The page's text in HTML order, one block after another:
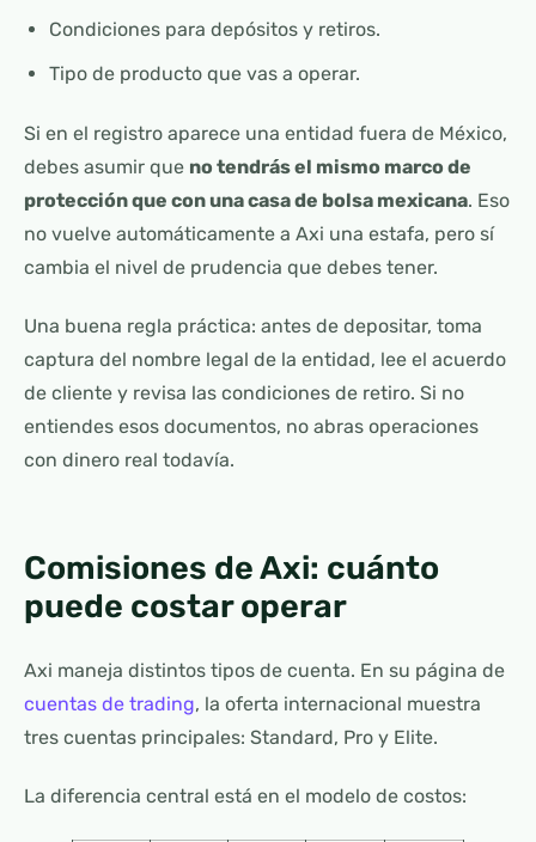
Condiciones para depósitos y retiros.
Tipo de producto que vas a operar.
Si en el registro aparece una entidad fuera de México,
debes asumir que no tendrás el mismo marco de
protección que con una casa de bolsa mexicana. Eso
no vuelve automáticamente a Axi una estafa, pero sí
cambia el nivel de prudencia que debes tener.
Una buena regla práctica: antes de depositar, toma
captura del nombre legal de la entidad, lee el acuerdo
de cliente y revisa las condiciones de retiro. Si no
entiendes esos documentos, no abras operaciones
con dinero real todavía.
Comisiones de Axi: cuánto
puede costar operar
Axi maneja distintos tipos de cuenta. En su página de
cuentas de trading, la oferta internacional muestra
tres cuentas principales: Standard, Pro y Elite.
La diferencia central está en el modelo de costos: